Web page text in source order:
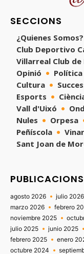
SECCIONS
¿Quienes Somos?
Club Deportivo
Villarreal Club
Opinió
Política
Cultura
Esports
Vall d'Uixó
Nules
Orpesa
Peñíscola
Sant Joan de
PUBLICACIONS
agosto 2026 julio 2026
marzo 2026
febrero
noviembre 2025
julio 2025
junio 2025
febrero 2025
enero
octubre 2024